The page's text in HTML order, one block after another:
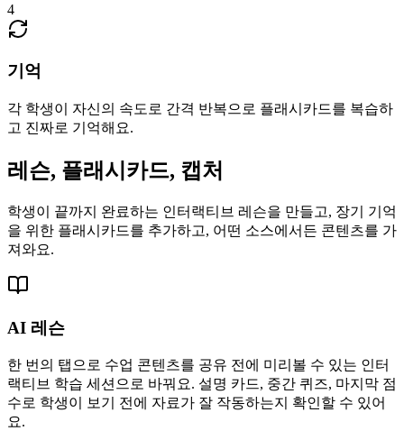
4
기억
각 학생이 자신의 속도로 간격 반복으로 플래시카드를 복습하
고 진짜로 기억해요.
레슨, 플래시카드, 캡처
학생이 끝까지 완료하는 인터랙티브 레슨을 만들고, 장기 기억
을 위한 플래시카드를 추가하고, 어떤 소스에서든 콘텐츠를 가
져와요.
AI 레슨
한 번의 탭으로 수업 콘텐츠를 공유 전에 미리볼 수 있는 인터
랙티브 학습 세션으로 바꿔요. 설명 카드, 중간 퀴즈, 마지막 점
수로 학생이 보기 전에 자료가 잘 작동하는지 확인할 수 있어
요.